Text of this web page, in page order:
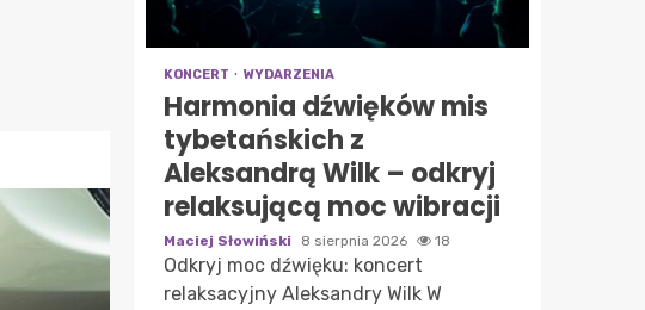
KONCERT WYDARZENIA
Harmonia dźwięków mis
tybetańskich z
Aleksandrą Wilk – odkryj
relaksującą moc wibracji
Maciej Słowiński 8 sierpnia 2026 18
Odkryj moc dźwięku: koncert
relaksacyjny Aleksandry Wilk W